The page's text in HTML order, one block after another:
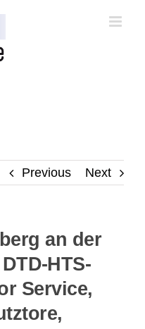
Previous Next
an der
HTS-
Service,